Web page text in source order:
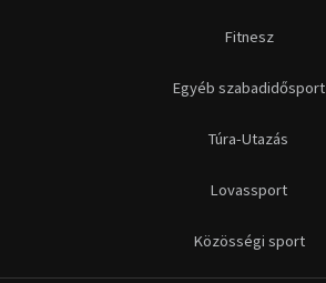
Fitnesz
Egyéb szabadidősport
Túra-Utazás
Lovassport
Közösségi sport